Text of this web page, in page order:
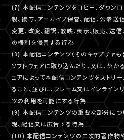
(7) 本配信コンテンツをコピー、ダウンロ
製、複写、アーカイブ保管、配信、公衆送
変更、改変、翻訳、放映、表示、販売、送
の権利を侵害する行為
(8) 本配信コンテンツ（そのキャプチャも
ソフトウェアに取り込んだり、又は、かか
ェアによって本配信コンテンツをストリ
ること、並びに、フレーム又はインライン
ツの利用を可能にする行為
(9) 本配信コンテンツの重要な部分につ
現、配信又は広告する行為
(10) 本配信コンテンツの二次的著作物